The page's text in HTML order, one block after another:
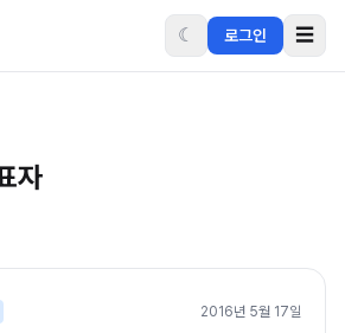
☾ 로그인 ☰
자
2016년 5월 17일